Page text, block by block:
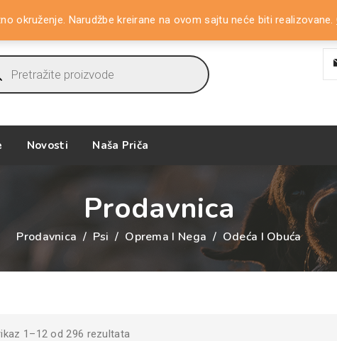
okruženje. Narudžbe kreirane na ovom sajtu neće biti realizovane.
Novosti Naša Priča
Prodavnica
Prodavnica / Psi / Oprema I Nega / Odeća I Obuća
1–12 od 296 rezultata